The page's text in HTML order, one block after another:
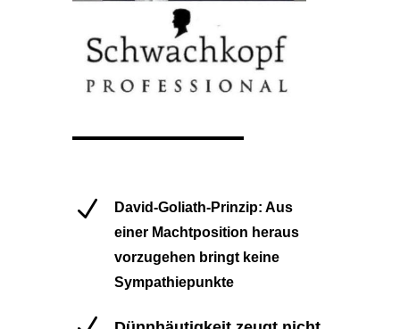
N
David-Goliath-Prinzip: Aus
einer Machtposition heraus
vorzugehen bringt keine
Sympathiepunkte